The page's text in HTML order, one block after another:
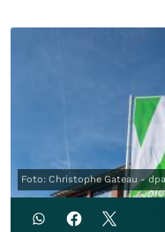
Foto: Christophe Gateau - dpa